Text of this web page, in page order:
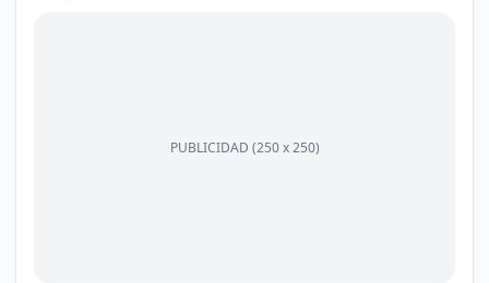
PUBLICIDAD (250 x 250)